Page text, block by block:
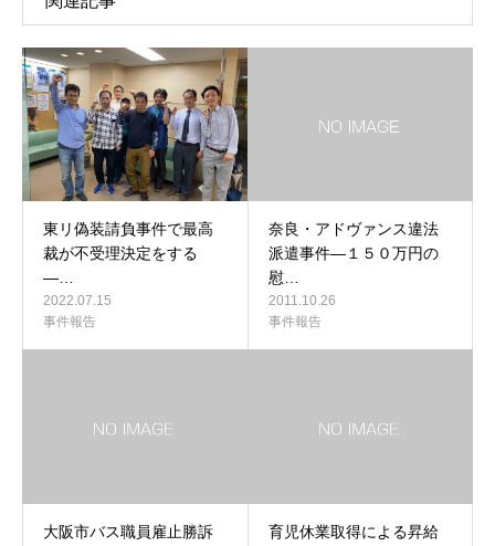
東リ偽装請負事件で最高
裁が不受理決定をする
―…
2022.07.15
事件報告
奈良・アドヴァンス違法
派遣事件―１５０万円の
慰…
2011.10.26
事件報告
大阪市バス職員雇止勝訴
育児休業取得による昇給